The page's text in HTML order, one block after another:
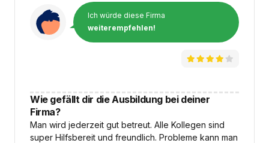
Ich würde diese Firma
weiterempfehlen!
Wie gefällt dir die Ausbildung bei deiner
Firma?
Man wird jederzeit gut betreut. Alle Kollegen sind
super Hilfsbereit und freundlich. Probleme kann man